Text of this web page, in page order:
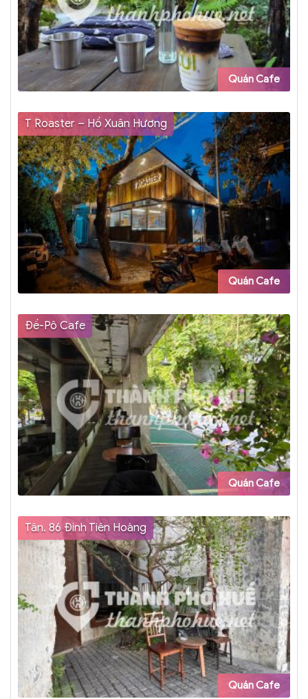
Quán Cafe
T Roaster – Hồ Xuân Hương
Quán Cafe
Đề-Pô Cafe
Quán Cafe
Tân. 86 Đinh Tiên Hoàng
Quán Cafe